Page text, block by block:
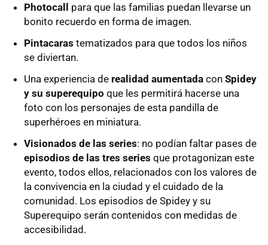
Photocall para que las familias puedan llevarse un
bonito recuerdo en forma de imagen.
Pintacaras tematizados para que todos los niños
se diviertan.
Una experiencia de realidad aumentada con Spidey
y su superequipo que les permitirá hacerse una
foto con los personajes de esta pandilla de
superhéroes en miniatura.
Visionados de las series: no podían faltar pases de
episodios de las tres series que protagonizan este
evento, todos ellos, relacionados con los valores de
la convivencia en la ciudad y el cuidado de la
comunidad. Los episodios de Spidey y su
Superequipo serán contenidos con medidas de
accesibilidad.